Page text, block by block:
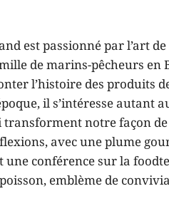
est passionné par l’art
de marins-pêcheurs en
l’histoire des produits
il s’intéresse autant
notre façon
avec une plume
une conférence sur la
emblème de